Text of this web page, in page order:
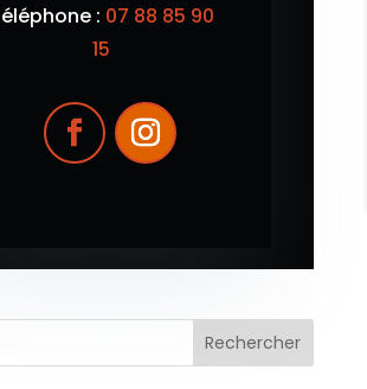
: 07 88 85 90
15